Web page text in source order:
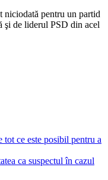
niciodată pentru un partid
şi de liderul PSD din acel
ce este posibil pentru a
ca suspectul în cazul